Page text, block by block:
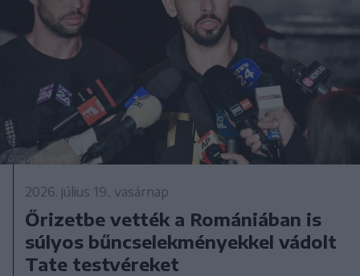
2026. július 19., vasárnap
Őrizetbe vették a Romániában is
súlyos bűncselekményekkel vádolt
Tate testvéreket